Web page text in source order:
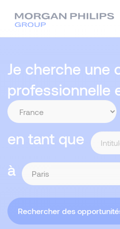
Je cherche une
professionnelle
en tant que
à
Rechercher des